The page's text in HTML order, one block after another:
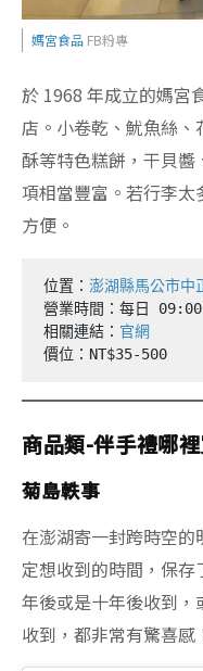
媽宮食品 FB粉專
於 1968 年成立的媽宮
店。小卷乾、魷魚絲
酥等特色糕餅，干貝
項相當豐富。若行李
方便。
位置： 澎湖縣馬公市
營業時間：每日
相關連結： 官網
價位：NT$35-500
商品類-伴手禮哪裡
菊島軼事
在澎湖寄一封跨時空
定想收到的時間，保
年後或是十年後收到，
收到，都非常有驚喜感